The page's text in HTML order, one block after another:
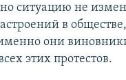
ситуацию не
в
они
этих протестов.